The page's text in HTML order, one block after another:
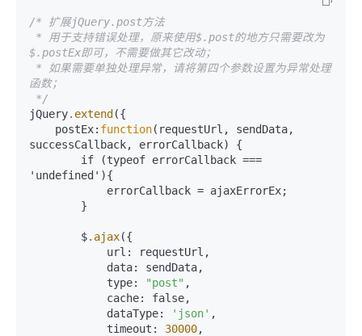
/* 扩展jQuery.post方法
$.postEx即可，不需要做其它改动；
函数；
*/
jQuery.extend ({
    postEx:
function(requestUrl, sendData,
successCallback, errorCallback) {
'undefined'){
        $
.ajax({
            type:
"post" ,
            dataType:
'json' ,
            timeout:
30000,